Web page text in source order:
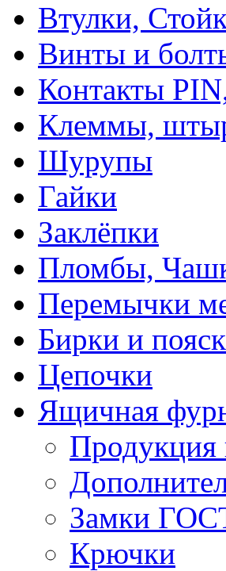
Втулки,
Винты и
Контакты
Клеммы,
Шурупы
Гайки
Заклёпки
Пломбы,
Перемычки
Бирки и
Цепочки
Ящичная
Продукция
Замки
Крючки